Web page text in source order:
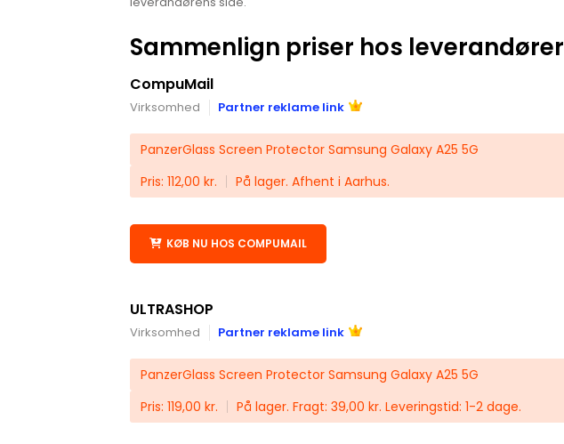
Sammenlign priser hos leverandører
CompuMail
Virksomhed Partner reklame link
PanzerGlass Screen Protector Samsung Galaxy A25 5G
Pris: 112,00 kr.
På lager. Afhent i Aarhus.
KØB NU HOS COMPUMAIL
ULTRASHOP
Virksomhed Partner reklame link
PanzerGlass Screen Protector Samsung Galaxy A25 5G
Pris: 119,00 kr.
På lager. Fragt: 39,00 kr. Leveringstid: 1-2 dage.